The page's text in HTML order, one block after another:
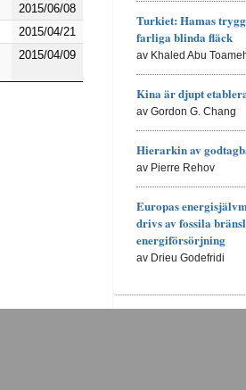
2015/06/08
2015/04/21
2015/04/09
Turkiet: Hamas
farliga blinda fläck
av Khaled Abu
Kina är djupt
av Gordon G. Chang
Hierarkin av
av Pierre Rehov
Europas
drivs av fossila
energiförsörjning
av Drieu Godefridi